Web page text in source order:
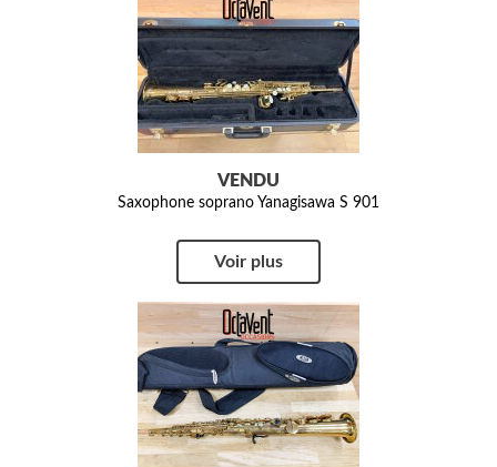
VENDU
Saxophone soprano Yanagisawa S 901
Voir plus